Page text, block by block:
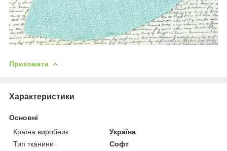
Приховати
Характеристики
Основні
Країна виробник
Україна
Тип тканини
Софт